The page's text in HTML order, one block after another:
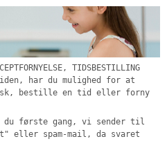
TIDSBESTILLING
har du mulighed for at
bestille en tid eller forny
du første gang, vi sender til
eller spam-mail, da svaret